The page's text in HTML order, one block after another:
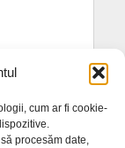
cum ar fi cookie-
procesăm date,
parintilor